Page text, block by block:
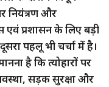
नियंत्रण और
एवं प्रशासन के लिए बड़ी
पहलू भी चर्चा में है।
है कि त्योहारों पर
सड़क सुरक्षा और